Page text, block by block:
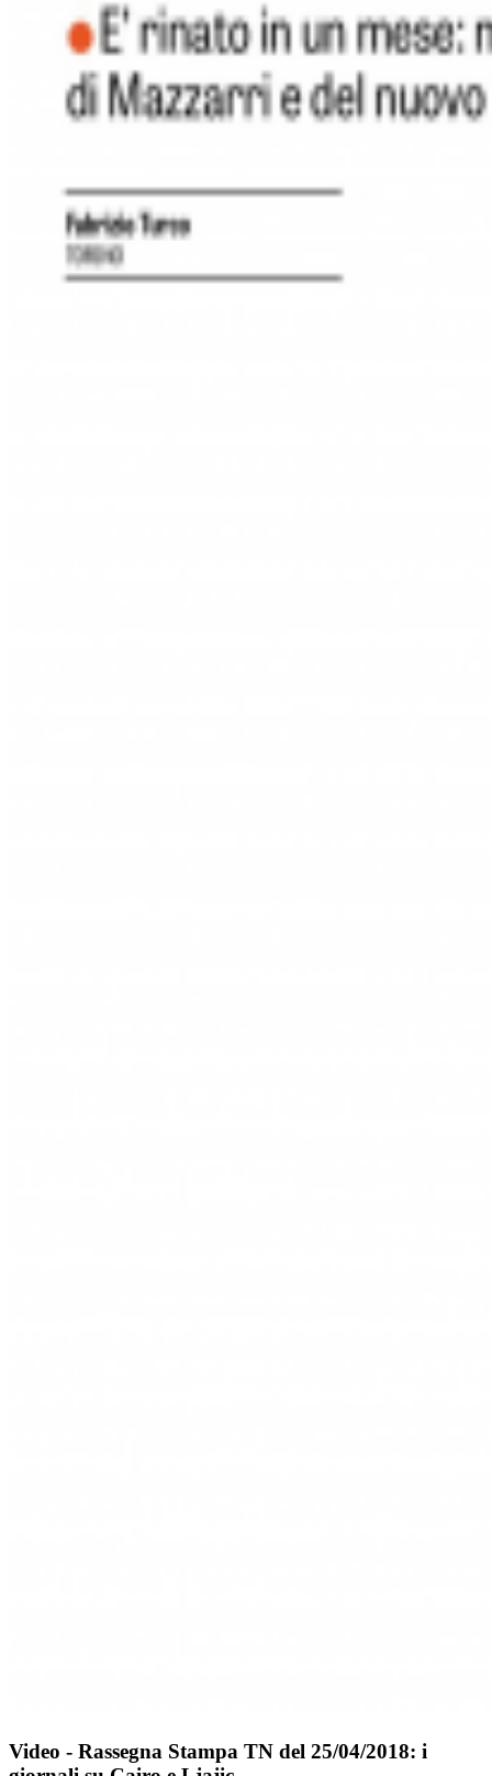
Video - Rassegna Stampa TN del 25/04/2018: i